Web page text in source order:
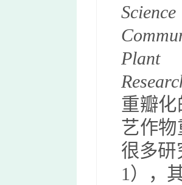
Plant
重瓣
艺作
很多研
1），